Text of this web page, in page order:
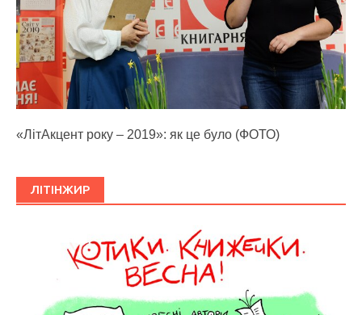
«ЛітАкцент року – 2019»: як це було (ФОТО)
ЛІТІНЖИР